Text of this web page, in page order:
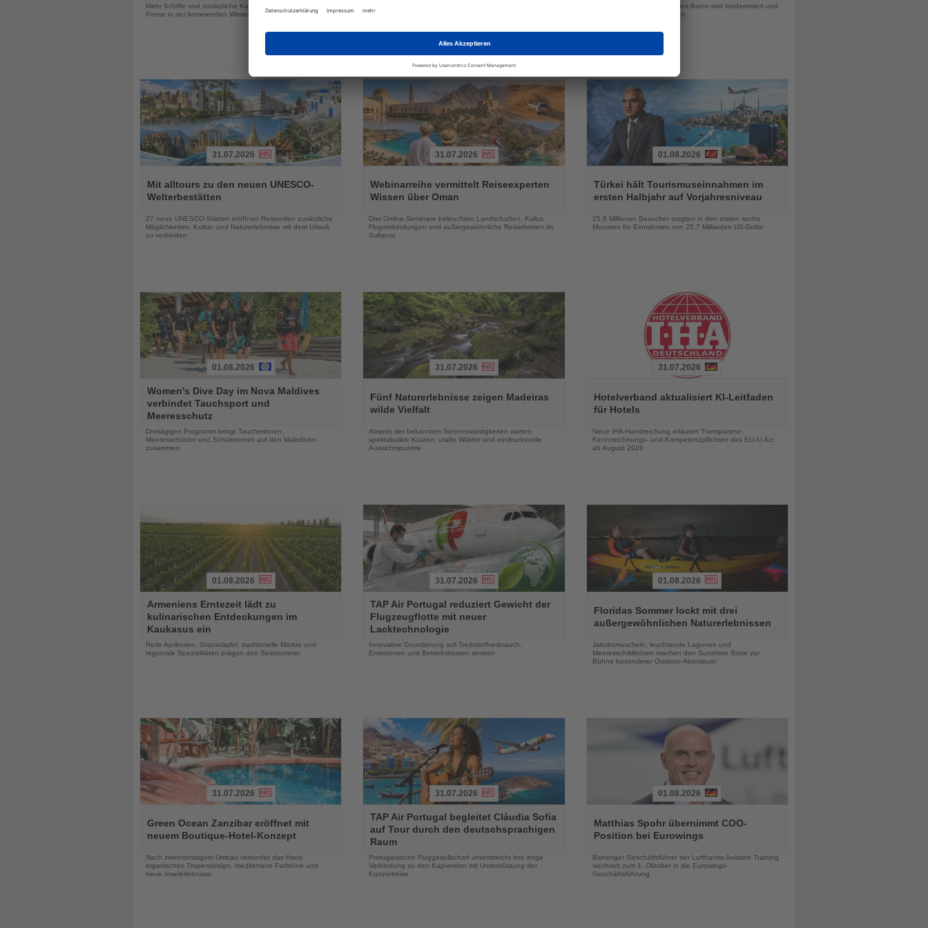
Mehr Schiffe und zusätzliche Kapazitäten könnten die
Preise in der kommenden Wintersaison unter Druck setzen
Flottenangebot und die künftige Ace Class
Ehemaliges Hilton in Evian-les-Bains wird modernisiert und
künftig als NYX Hotel geführt
Sie
die
31.07.2026
Mit alltours zu den neuen UNESCO-
Welterbestätten
27 neue UNESCO-Stätten eröffnen Reisenden zusätzliche
Möglichkeiten, Kultur- und Naturerlebnisse mit dem Urlaub
zu verbinden
Sie
die
31.07.2026
Webinarreihe vermittelt Reiseexperten
Wissen über Oman
Drei Online-Seminare beleuchten Landschaften, Kultur,
Flugverbindungen und außergewöhnliche Reiseformen im
Sultanat
Sie
die
01.08.2026
Türkei hält Tourismuseinnahmen im
ersten Halbjahr auf Vorjahresniveau
25,8 Millionen Besucher sorgten in den ersten sechs
Monaten für Einnahmen von 25,7 Milliarden US-Dollar
Sie
die
Nachrichten
01.08.2026
Women's Dive Day im Nova Maldives
verbindet Tauchsport und
Meeresschutz
Dreitägiges Programm bringt Taucherinnen,
Meeresschützer und Schülerinnen auf den Malediven
zusammen
Sie
die
31.07.2026
Fünf Naturerlebnisse zeigen Madeiras
wilde Vielfalt
Abseits der bekannten Sehenswürdigkeiten warten
spektakuläre Küsten, uralte Wälder und eindrucksvolle
Aussichtspunkte
Sie
die
31.07.2026
Hotelverband aktualisiert KI-Leitfaden
für Hotels
Neue IHA-Handreichung erläutert Transparenz-,
Kennzeichnungs- und Kompetenzpflichten des EU AI Act
ab August 2026
Sie
die
Nachrichten
01.08.2026
Armeniens Erntezeit lädt zu
kulinarischen Entdeckungen im
Kaukasus ein
Reife Aprikosen, Granatäpfel, traditionelle Märkte und
regionale Spezialitäten prägen den Spätsommer
Sie
die
Nachrichten
31.07.2026
TAP Air Portugal reduziert Gewicht der
Flugzeugflotte mit neuer
Lacktechnologie
Innovative Grundierung soll Treibstoffverbrauch,
Emissionen und Betriebskosten senken
Sie
die
Nachrichten
01.08.2026
Floridas Sommer lockt mit drei
außergewöhnlichen Naturerlebnissen
Jakobsmuscheln, leuchtende Lagunen und
Meeresschildkröten machen den Sunshine State zur
Bühne besonderer Outdoor-Abenteuer
Sie
die
31.07.2026
Green Ocean Zanzibar eröffnet mit
neuem Boutique-Hotel-Konzept
Nach zweimonatigem Umbau verbindet das Haus
organisches Tropendesign, mediterrane Farbtöne und
neue Inselerlebnisse
Sie
die
Nachrichten
31.07.2026
TAP Air Portugal begleitet Cláudia Sofia
auf Tour durch den deutschsprachigen
Raum
Portugiesische Fluggesellschaft unterstreicht ihre enge
Verbindung zu den Kapverden mit Unterstützung der
Konzertreise
Sie
die
01.08.2026
Matthias Spohr übernimmt COO-
Position bei Eurowings
Bisheriger Geschäftsführer der Lufthansa Aviation Training
wechselt zum 1. Oktober in die Eurowings-
Geschäftsführung